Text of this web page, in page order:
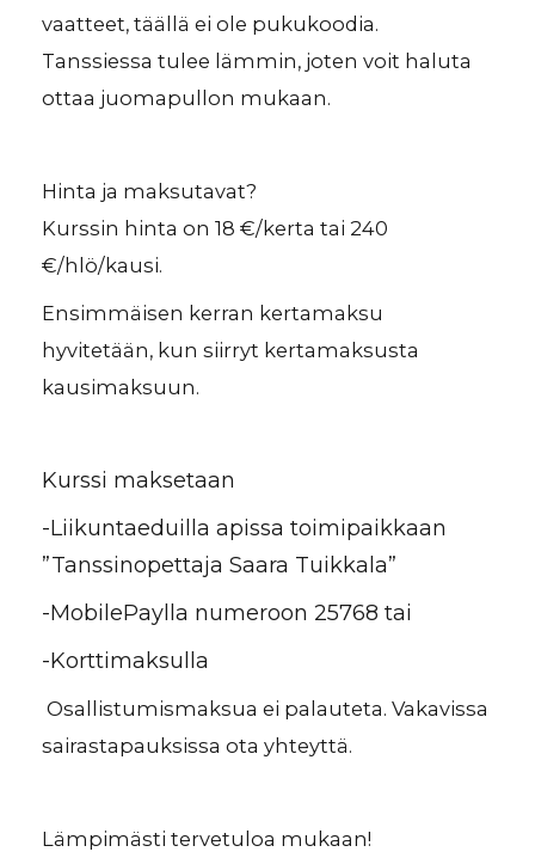
vaatteet, täällä ei ole pukukoodia.
Tanssiessa tulee lämmin, joten voit haluta
ottaa juomapullon mukaan.
Hinta ja maksutavat?
Kurssin hinta on 18 €/kerta tai 240
€/hlö/kausi.
Ensimmäisen kerran kertamaksu
hyvitetään, kun siirryt kertamaksusta
kausimaksuun.
Kurssi maksetaan
-Liikuntaeduilla apissa toimipaikkaan
”Tanssinopettaja Saara Tuikkala”
-MobilePaylla numeroon 25768 tai
-Korttimaksulla
Osallistumismaksua ei palauteta. Vakavissa
sairastapauksissa ota yhteyttä.
Lämpimästi tervetuloa mukaan!